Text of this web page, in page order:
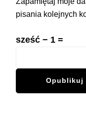
pisania kolejnych
sześć − 1 =